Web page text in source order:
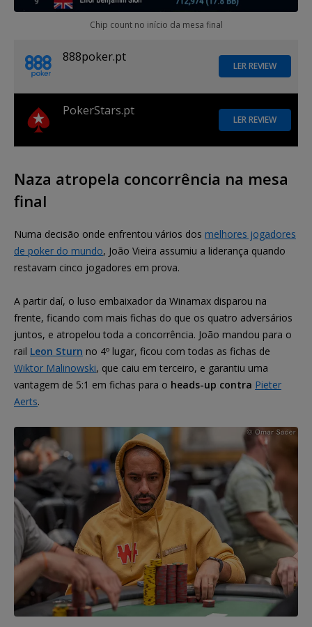
Chip count no início da mesa final
888poker.pt
LER REVIEW
PokerStars.pt
LER REVIEW
Naza atropela concorrência na mesa
final
Numa decisão onde enfrentou vários dos melhores jogadores
de poker do mundo, João Vieira assumiu a liderança quando
restavam cinco jogadores em prova.
A partir daí, o luso embaixador da Winamax disparou na
frente, ficando com mais fichas do que os quatro adversários
juntos, e atropelou toda a concorrência. João mandou para o
rail Leon Sturn no 4º lugar, ficou com todas as fichas de
Wiktor Malinowski, que caiu em terceiro, e garantiu uma
vantagem de 5:1 em fichas para o heads-up contra Pieter
Aerts.